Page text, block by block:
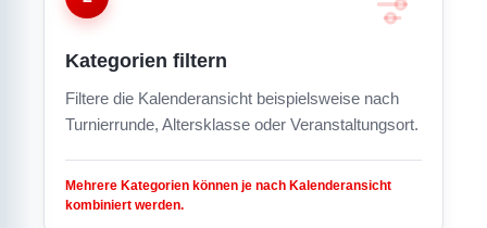
Kategorien filtern
Filtere die Kalenderansicht beispielsweise nach
Turnierrunde, Altersklasse oder Veranstaltungsort.
Mehrere Kategorien können je nach Kalenderansicht
kombiniert werden.